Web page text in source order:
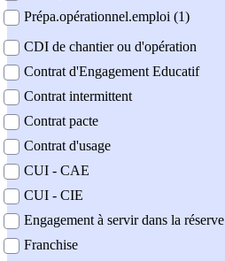
Prépa.opérationnel.emploi (1)
CDI de chantier ou d'opération
Contrat d'Engagement Educatif
Contrat intermittent
Contrat pacte
Contrat d'usage
CUI - CAE
CUI - CIE
Engagement à servir dans la réserve
Franchise